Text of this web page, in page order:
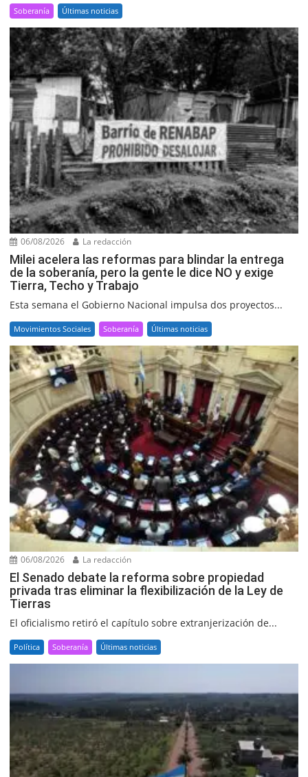
Soberanía Últimas noticias
06/08/2026 La redacción
Milei acelera las reformas para blindar la entrega
de la soberanía, pero la gente le dice NO y exige
Tierra, Techo y Trabajo
Esta semana el Gobierno Nacional impulsa dos proyectos...
Movimientos Sociales Soberanía Últimas noticias
06/08/2026 La redacción
El Senado debate la reforma sobre propiedad
privada tras eliminar la flexibilización de la Ley de
Tierras
El oficialismo retiró el capítulo sobre extranjerización de...
Política Soberanía Últimas noticias